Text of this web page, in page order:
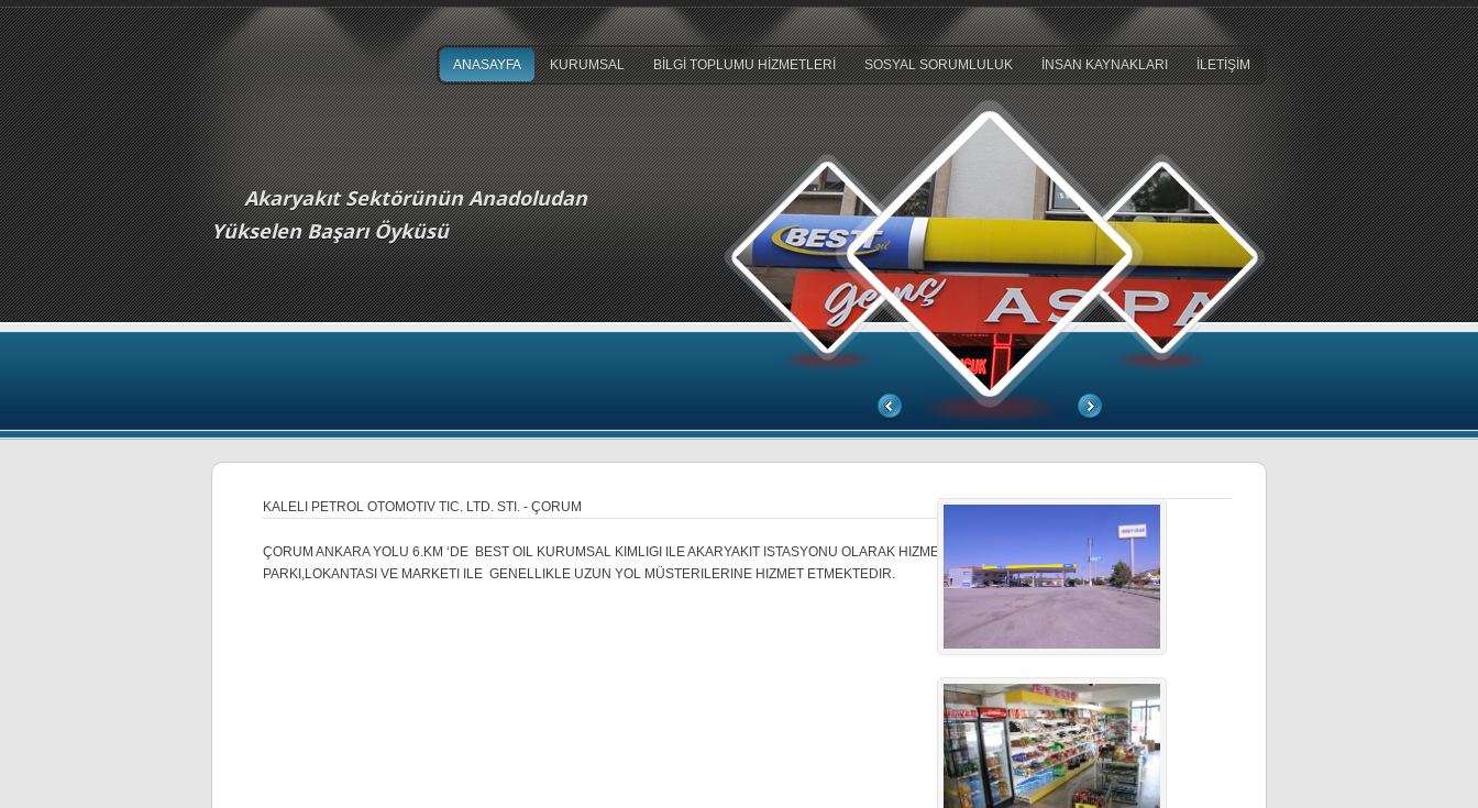
ANASAYFA KURUMSAL BİLGİ TOPLUMU HİZMETLERİ SOSYAL SORUMLULUK İNSAN KAYNAKLARI İLETİŞİM
Akaryakıt Sektörünün Anadoludan
Yükselen Başarı Öyküsü
KALELI PETROL OTOMOTIV TIC. LTD. STI. - ÇORUM
ÇORUM ANKARA YOLU 6.KM ‘DE BEST OIL KURUMSAL KIMLIGI ILE AKARYAKIT ISTASYONU OLARAK HIZMET ETMEDIR.BÜYÜK TIR
PARKI,LOKANTASI VE MARKETI ILE GENELLIKLE UZUN YOL MÜSTERILERINE HIZMET ETMEKTEDIR.